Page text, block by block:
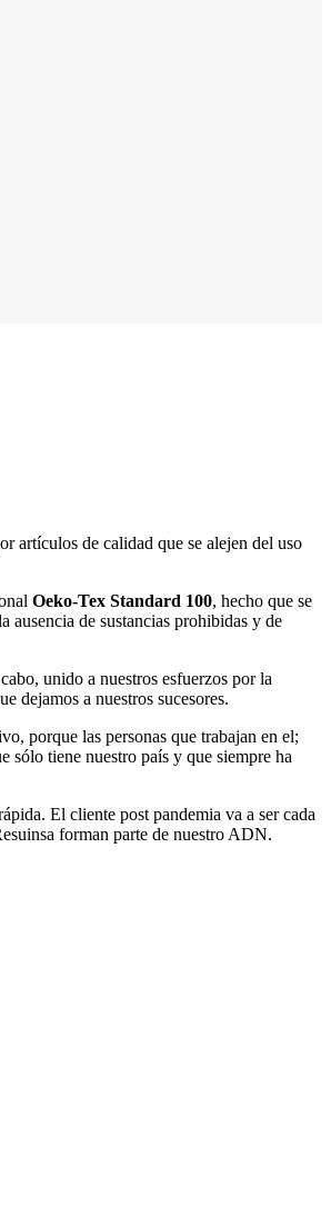
artículos de calidad que se alejen del uso
Oeko-Tex Standard 100, hecho que se
ausencia de sustancias prohibidas y de
unido a nuestros esfuerzos por la
dejamos a nuestros sucesores.
porque las personas que trabajan en el;
sólo tiene nuestro país y que siempre ha
El cliente post pandemia va a ser cada
forman parte de nuestro ADN.